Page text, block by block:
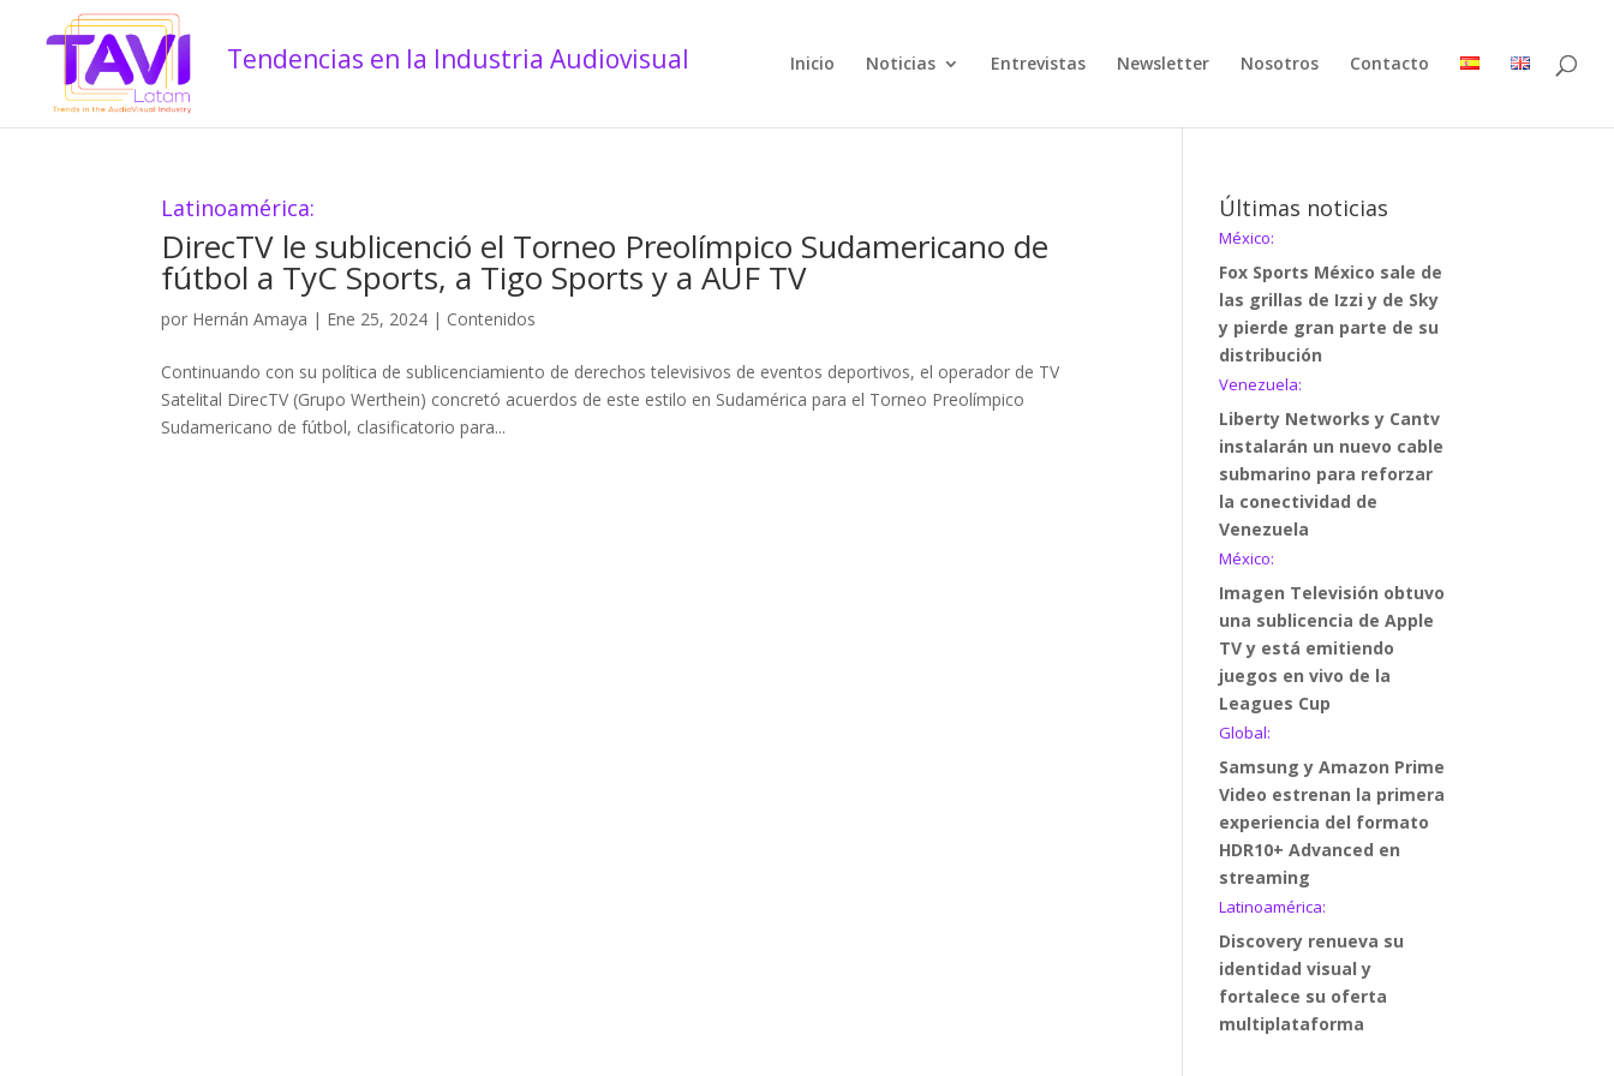
Inicio Noticias Entrevistas Newsletter Nosotros Contacto
Latinoamérica:
DirecTV le sublicenció el Torneo Preolímpico Sudamericano de
fútbol a TyC Sports, a Tigo Sports y a AUF TV
por Hernán Amaya | Ene 25, 2024 | Contenidos
Continuando con su política de sublicenciamiento de derechos televisivos de eventos deportivos, el operador de TV
Satelital DirecTV (Grupo Werthein) concretó acuerdos de este estilo en Sudamérica para el Torneo Preolímpico
Sudamericano de fútbol, clasificatorio para...
Últimas noticias
México:
Fox Sports México sale de
las grillas de Izzi y de Sky
y pierde gran parte de su
distribución
Venezuela:
Liberty Networks y Cantv
instalarán un nuevo cable
submarino para reforzar
la conectividad de
Venezuela
México:
Imagen Televisión obtuvo
una sublicencia de Apple
TV y está emitiendo
juegos en vivo de la
Leagues Cup
Global:
Samsung y Amazon Prime
Video estrenan la primera
experiencia del formato
HDR10+ Advanced en
streaming
Latinoamérica:
Discovery renueva su
identidad visual y
fortalece su oferta
multiplataforma